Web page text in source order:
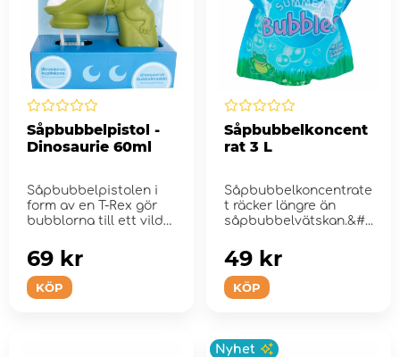
Såpbubbelpistol -
Dinosaurie 60ml
Såpbubbelpistolen i
form av en T-Rex gör
bubblorna till ett vildt
KÖP
69 kr
Såpbubbelkoncent
rat 3 L
Såpbubbelkoncentrate
t räcker längre än
såpbubbelvätskan.&#...
KÖP
49 kr
Nyhet